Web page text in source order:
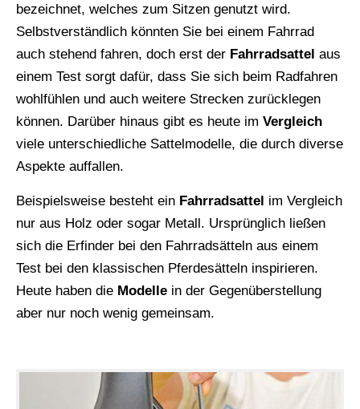
bezeichnet, welches zum Sitzen genutzt wird.
Selbstverständlich könnten Sie bei einem Fahrrad
auch stehend fahren, doch erst der Fahrradsattel aus
einem Test sorgt dafür, dass Sie sich beim Radfahren
wohlfühlen und auch weitere Strecken zurücklegen
können. Darüber hinaus gibt es heute im Vergleich
viele unterschiedliche Sattelmodelle, die durch diverse
Aspekte auffallen.
Beispielsweise besteht ein Fahrradsattel im Vergleich
nur aus Holz oder sogar Metall. Ursprünglich ließen
sich die Erfinder bei den Fahrradsätteln aus einem
Test bei den klassischen Pferdesätteln inspirieren.
Heute haben die Modelle in der Gegenüberstellung
aber nur noch wenig gemeinsam.